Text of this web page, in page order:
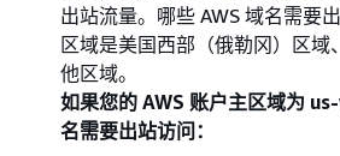
出站流量。哪些 AWS 域名需要
区域是美国西部（俄勒冈）区
他区域。
如果您的 AWS 账户主区域为
名需要出站访问：